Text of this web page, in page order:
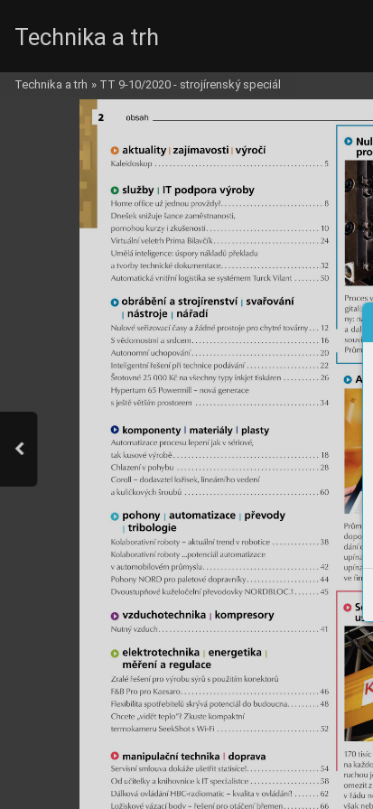
Technika a trh
Technika a trh » TT 9-10/2020 - strojírenský speciál